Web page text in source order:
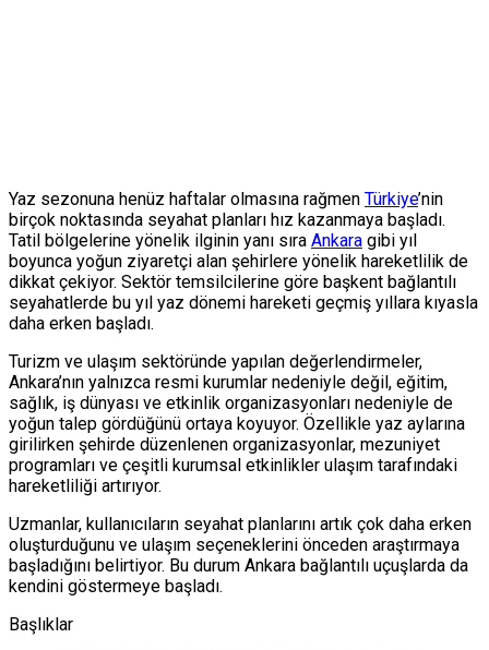
Yaz sezonuna henüz haftalar olmasına rağmen Türkiye’nin
birçok noktasında seyahat planları hız kazanmaya başladı.
Tatil bölgelerine yönelik ilginin yanı sıra Ankara gibi yıl
boyunca yoğun ziyaretçi alan şehirlere yönelik hareketlilik de
dikkat çekiyor. Sektör temsilcilerine göre başkent bağlantılı
seyahatlerde bu yıl yaz dönemi hareketi geçmiş yıllara kıyasla
daha erken başladı.
Turizm ve ulaşım sektöründe yapılan değerlendirmeler,
Ankara’nın yalnızca resmi kurumlar nedeniyle değil, eğitim,
sağlık, iş dünyası ve etkinlik organizasyonları nedeniyle de
yoğun talep gördüğünü ortaya koyuyor. Özellikle yaz aylarına
girilirken şehirde düzenlenen organizasyonlar, mezuniyet
programları ve çeşitli kurumsal etkinlikler ulaşım tarafındaki
hareketliliği artırıyor.
Uzmanlar, kullanıcıların seyahat planlarını artık çok daha erken
oluşturduğunu ve ulaşım seçeneklerini önceden araştırmaya
başladığını belirtiyor. Bu durum Ankara bağlantılı uçuşlarda da
kendini göstermeye başladı.
Başlıklar